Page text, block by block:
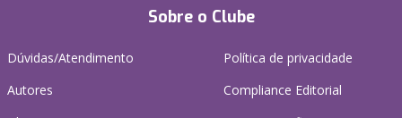
Sobre o Clube
Dúvidas/Atendimento
Autores
Política de privacidade
Compliance Editorial